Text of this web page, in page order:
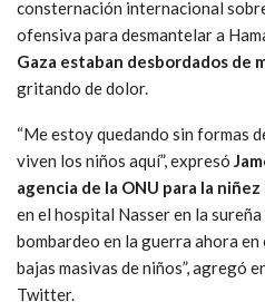
consternación internacional
ofensiva para desmantelar a
Gaza estaban desbordados de
gritando de dolor.
“Me estoy quedando sin formas
viven los niños aquí”, expresó
agencia de la ONU para la
en el hospital Nasser en la
bombardeo en la guerra ahora
bajas masivas de niños”, agregó
Twitter.